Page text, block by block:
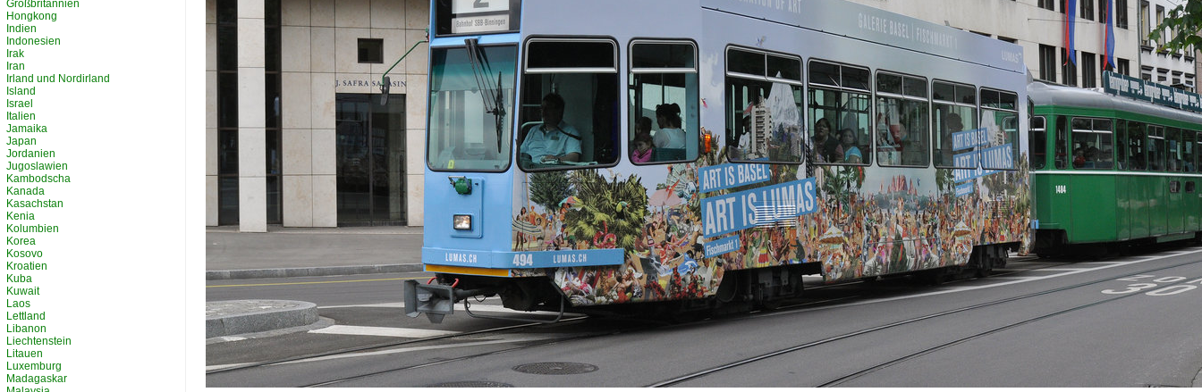
Großbritannien
Hongkong
Indien
Indonesien
Irak
Iran
Irland und Nordirland
Island
Israel
Italien
Jamaika
Japan
Jordanien
Jugoslawien
Kambodscha
Kanada
Kasachstan
Kenia
Kolumbien
Korea
Kosovo
Kroatien
Kuba
Kuwait
Laos
Lettland
Libanon
Liechtenstein
Litauen
Luxemburg
Madagaskar